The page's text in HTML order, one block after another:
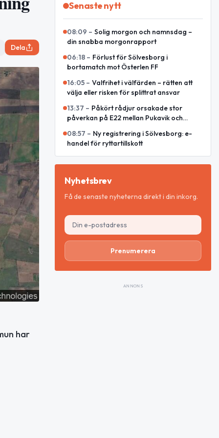
Dela
har
Senaste nytt
08:09 – Solig morgon och namnsdag –
din snabba morgonrapport
06:18 – Förlust för Sölvesborg i
bortamatch mot Österlen FF
16:05 – Valfrihet i välfärden – rätten att
välja eller risken för splittrat ansvar
13:37 – Påkört rådjur orsakade stor
påverkan på E22 mellan Pukavik och
08:57 – Ny registrering i Sölvesborg: e-
handel för ryttartillskott
Nyhetsbrev
Få de senaste nyheterna direkt i din inkorg.
Prenumerera
ANNONS